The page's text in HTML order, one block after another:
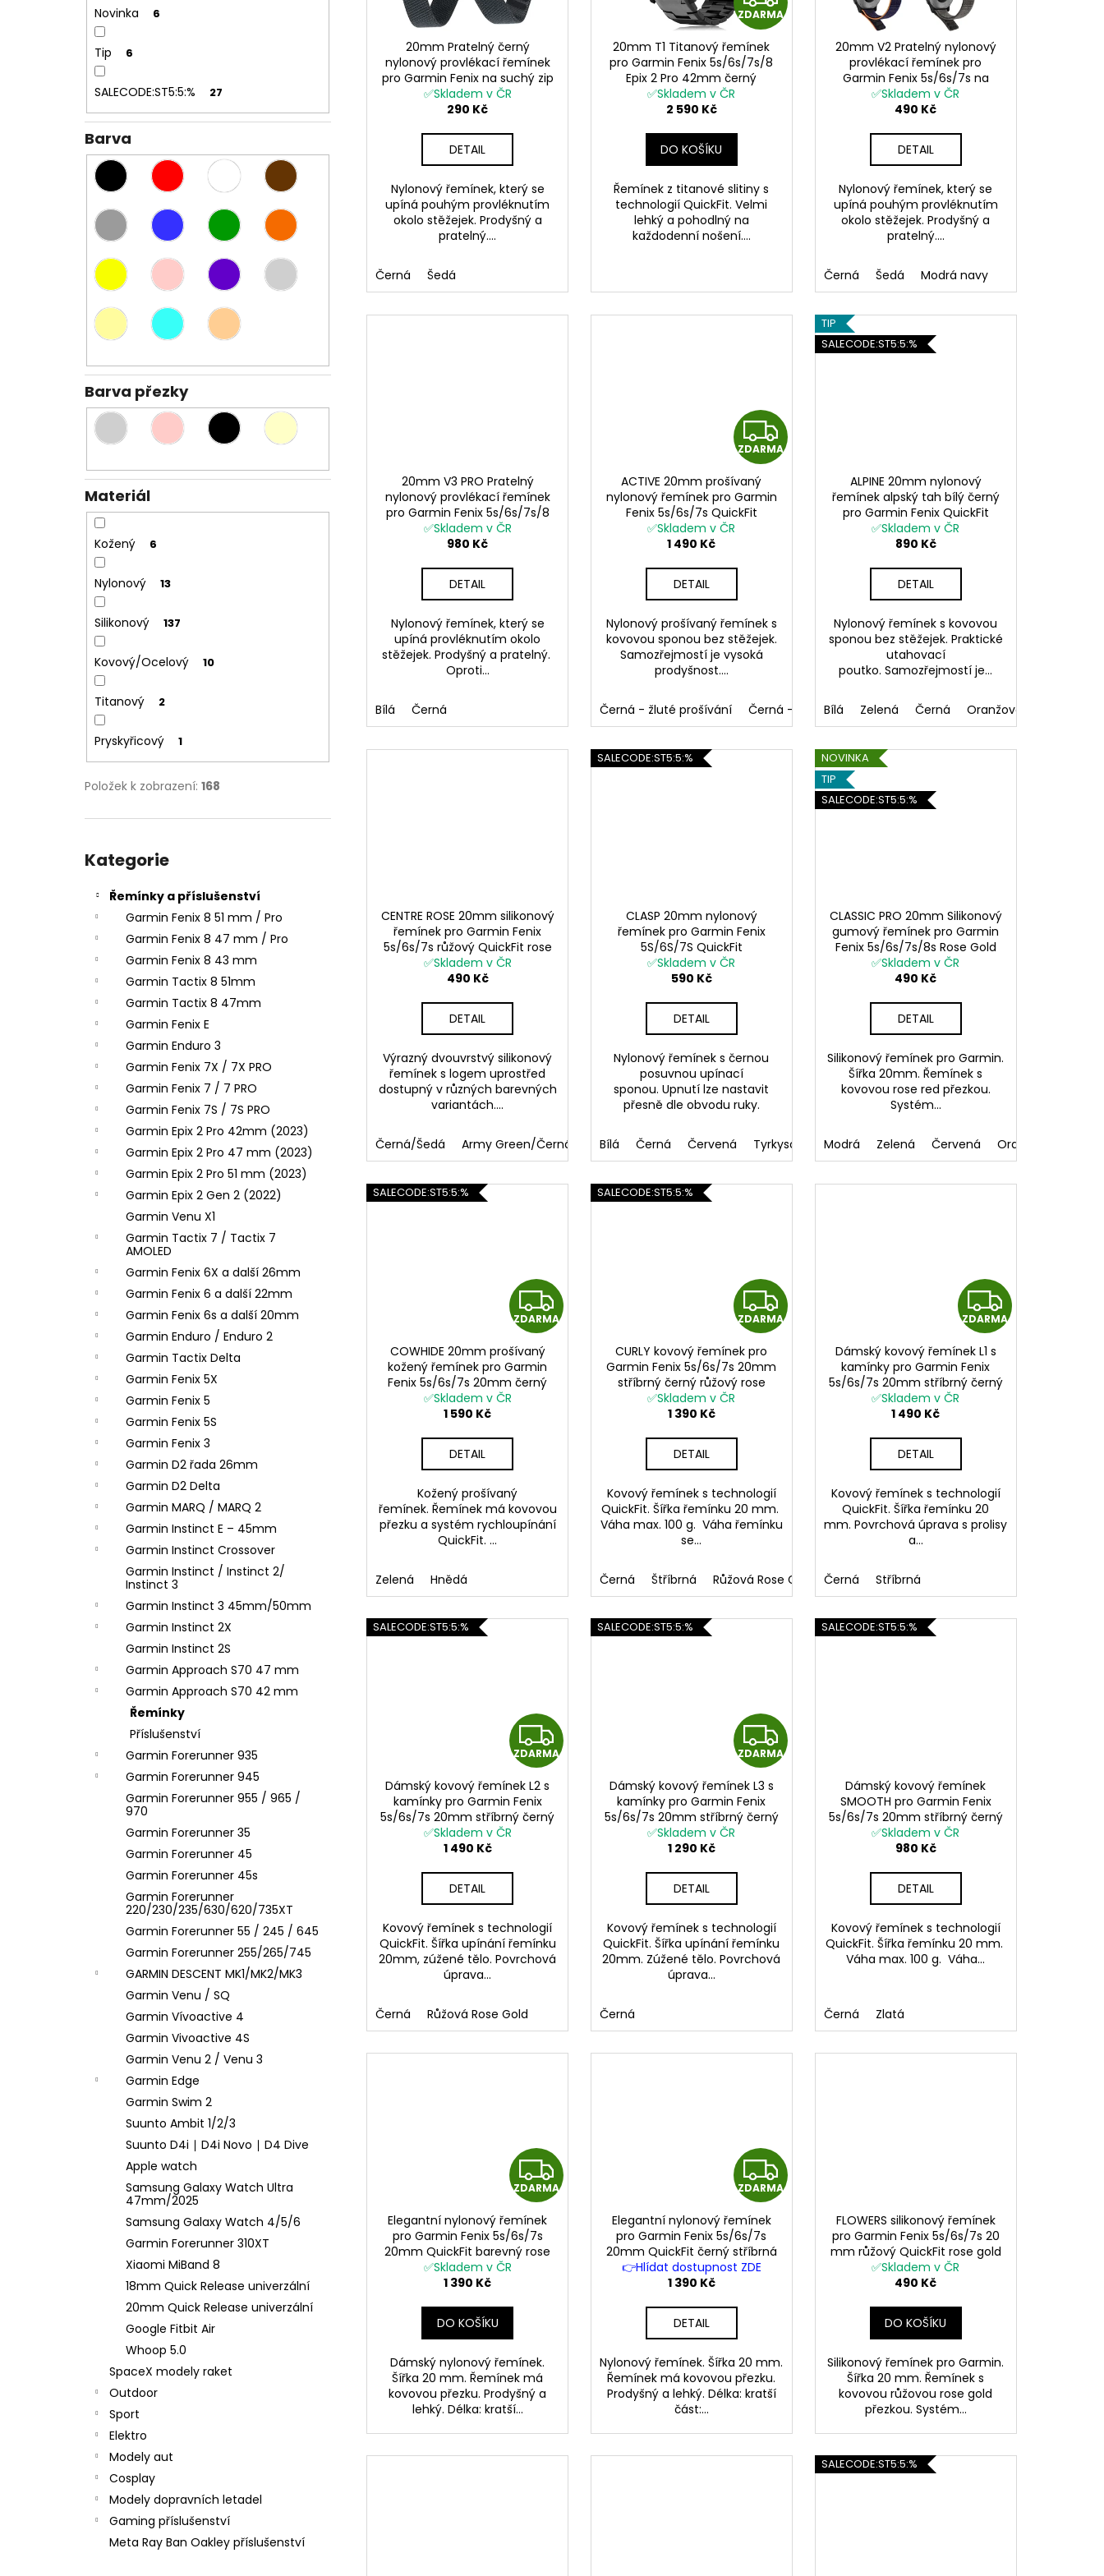
Novinka 6
Tip 6
SALECODE:ST5:5:% 27
Barva
Barva přezky
Materiál
Kožený 6
Nylonový 13
Silikonový 137
Kovový/Ocelový 10
Titanový 2
Pryskyřicový 1
Položek k zobrazení: 168
kategorie
Kategorie
Řemínky a příslušenství
Garmin Fenix 8 51 mm / Pro
Garmin Fenix 8 47 mm / Pro
Garmin Fenix 8 43 mm
Garmin Tactix 8 51mm
Garmin Tactix 8 47mm
Garmin Fenix E
Garmin Enduro 3
Garmin Fenix 7X / 7X PRO
Garmin Fenix 7 / 7 PRO
Garmin Fenix 7S / 7S PRO
Garmin Epix 2 Pro 42mm (2023)
Garmin Epix 2 Pro 47 mm (2023)
Garmin Epix 2 Pro 51 mm (2023)
Garmin Epix 2 Gen 2 (2022)
Garmin Venu X1
Garmin Tactix 7 / Tactix 7
AMOLED
Garmin Fenix 6X a další 26mm
Garmin Fenix 6 a další 22mm
Garmin Fenix 6s a další 20mm
Garmin Enduro / Enduro 2
Garmin Tactix Delta
Garmin Fenix 5X
Garmin Fenix 5
Garmin Fenix 5S
Garmin Fenix 3
Garmin D2 řada 26mm
Garmin D2 Delta
Garmin MARQ / MARQ 2
Garmin Instinct E – 45mm
Garmin Instinct Crossover
Garmin Instinct / Instinct 2/
Instinct 3
Garmin Instinct 3 45mm/50mm
Garmin Instinct 2X
Garmin Instinct 2S
Garmin Approach S70 47 mm
Garmin Approach S70 42 mm
Řemínky
Příslušenství
Garmin Forerunner 935
Garmin Forerunner 945
Garmin Forerunner 955 / 965 /
970
Garmin Forerunner 35
Garmin Forerunner 45
Garmin Forerunner 45s
Garmin Forerunner
220/230/235/630/620/735XT
Garmin Forerunner 55 / 245 / 645
Garmin Forerunner 255/265/745
GARMIN DESCENT MK1/MK2/MK3
Garmin Venu / SQ
Garmin Vívoactive 4
Garmin Vivoactive 4S
Garmin Venu 2 / Venu 3
Garmin Edge
Garmin Swim 2
Suunto Ambit 1/2/3
Suunto D4i ∣ D4i Novo ∣ D4 Dive
Apple watch
Samsung Galaxy Watch Ultra
47mm/2025
Samsung Galaxy Watch 4/5/6
Garmin Forerunner 310XT
Xiaomi MiBand 8
18mm Quick Release univerzální
20mm Quick Release univerzální
Google Fitbit Air
Whoop 5.0
SpaceX modely raket
Outdoor
Sport
Elektro
Modely aut
Cosplay
Modely dopravních letadel
Gaming příslušenství
Meta Ray Ban Oakley příslušenství
20mm Pratelný černý
nylonový provlékací řemínek
pro Garmin Fenix na suchý zip
velcro UltraFit
✅Skladem v ČR
290 Kč
DETAIL
Nylonový řemínek, který se
upíná pouhým provléknutím
okolo stěžejek. Prodyšný a
pratelný....
Černá Šedá
D
ZDARMA
20mm T1 Titanový řemínek
pro Garmin Fenix 5s/6s/7s/8
Epix 2 Pro 42mm černý
QuickFit
✅Skladem v ČR
2 590 Kč
DO KOŠÍKU
Řemínek z titanové slitiny s
technologií QuickFit. Velmi
lehký a pohodlný na
každodenní nošení....
20mm V2 Pratelný nylonový
provlékací řemínek pro
Garmin Fenix 5s/6s/7s na
suchý zip velcro UltraFit
✅Skladem v ČR
490 Kč
DETAIL
Nylonový řemínek, který se
upíná pouhým provléknutím
okolo stěžejek. Prodyšný a
pratelný....
Černá Šedá Modrá navy
20mm V3 PRO Pratelný
nylonový provlékací řemínek
pro Garmin Fenix 5s/6s/7s/8
na suchý zip velcro UltraFit
✅Skladem v ČR
980 Kč
DETAIL
Nylonový řemínek, který se
upíná provléknutím okolo
stěžejek. Prodyšný a pratelný.
Oproti...
Bílá Černá
Z
D
ZDARMA
ACTIVE 20mm prošívaný
nylonový řemínek pro Garmin
Fenix 5s/6s/7s QuickFit
✅Skladem v ČR
1 490 Kč
DETAIL
Nylonový prošívaný řemínek s
kovovou sponou bez stěžejek.
Samozřejmostí je vysoká
prodyšnost....
Černá - žluté prošívání Černá - modré prošívání Černá - červené prošívání
TIP
SALECODE:ST5:5:%
ALPINE 20mm nylonový
řemínek alpský tah bílý černý
pro Garmin Fenix QuickFit
✅Skladem v ČR
890 Kč
DETAIL
Nylonový řemínek s kovovou
sponou bez stěžejek. Praktické
utahovací
poutko. Samozřejmostí je...
Bílá Zelená Černá Oranžová
CENTRE ROSE 20mm silikonový
řemínek pro Garmin Fenix
5s/6s/7s růžový QuickFit rose
gold růžová přezka
✅Skladem v ČR
490 Kč
DETAIL
Výrazný dvouvrstvý silikonový
řemínek s logem uprostřed
dostupný v různých barevných
variantách....
Černá/Šedá Army Green/Černá Oranžová/Černá Šedá/Oranžová Hnědá/Šedá Šedá tmavá
SALECODE:ST5:5:%
CLASP 20mm nylonový
řemínek pro Garmin Fenix
5S/6S/7S QuickFit
✅Skladem v ČR
590 Kč
DETAIL
Nylonový řemínek s černou
posuvnou upínací
sponou. Upnutí lze nastavit
přesně dle obvodu ruky.
Bílá Černá Červená Tyrkysová/Žlutá Duhová
NOVINKA
TIP
SALECODE:ST5:5:%
CLASSIC PRO 20mm Silikonový
gumový řemínek pro Garmin
Fenix 5s/6s/7s/8s Rose Gold
QuickFit
✅Skladem v ČR
490 Kč
DETAIL
Silikonový řemínek pro Garmin.
Šířka 20mm. Řemínek s
kovovou rose red přezkou.
Systém...
Modrá Zelená Červená Oranžová
SALECODE:ST5:5:%
Z
D
ZDARMA
COWHIDE 20mm prošívaný
kožený řemínek pro Garmin
Fenix 5s/6s/7s 20mm černý
QuickFit
✅Skladem v ČR
1 590 Kč
DETAIL
Kožený prošívaný
řemínek. Řemínek má kovovou
přezku a systém rychloupínání
QuickFit. ...
Zelená Hnědá
SALECODE:ST5:5:%
Z
D
ZDARMA
CURLY kovový řemínek pro
Garmin Fenix 5s/6s/7s 20mm
stříbrný černý růžový rose
gold zlatý QuickFit
✅Skladem v ČR
1 390 Kč
DETAIL
Kovový řemínek s technologií
QuickFit. Šířka řemínku 20 mm.
Váha max. 100 g. Váha řemínku
se...
Černá Štříbrná Růžová Rose Gold Stříbrná/Rose Gold
Z
D
ZDARMA
Dámský kovový řemínek L1 s
kamínky pro Garmin Fenix
5s/6s/7s 20mm stříbrný černý
růžový rose gold QuickFit
✅Skladem v ČR
1 490 Kč
DETAIL
Kovový řemínek s technologií
QuickFit. Šířka řemínku 20
mm. Povrchová úprava s prolisy
a...
Černá Stříbrná
SALECODE:ST5:5:%
Z
D
ZDARMA
Dámský kovový řemínek L2 s
kamínky pro Garmin Fenix
5s/6s/7s 20mm stříbrný černý
růžový rose gold QuickFit
✅Skladem v ČR
1 490 Kč
DETAIL
Kovový řemínek s technologií
QuickFit. Šířka upínání řemínku
20mm, zúžené tělo. Povrchová
úprava...
Černá Růžová Rose Gold
SALECODE:ST5:5:%
Z
D
ZDARMA
Dámský kovový řemínek L3 s
kamínky pro Garmin Fenix
5s/6s/7s 20mm stříbrný černý
růžový rose gold QuickFit
✅Skladem v ČR
1 290 Kč
DETAIL
Kovový řemínek s technologií
QuickFit. Šířka upínání řemínku
20mm. Zúžené tělo. Povrchová
úprava...
Černá
SALECODE:ST5:5:%
Dámský kovový řemínek
SMOOTH pro Garmin Fenix
5s/6s/7s 20mm stříbrný černý
růžový rose gold zlatý QuickFit
✅Skladem v ČR
980 Kč
DETAIL
Kovový řemínek s technologií
QuickFit. Šířka řemínku 20 mm.
Váha max. 100 g. Váha...
Černá Zlatá
Z
D
ZDARMA
Elegantní nylonový řemínek
pro Garmin Fenix 5s/6s/7s
20mm QuickFit barevný rose
gold růžová přezka
✅Skladem v ČR
1 390 Kč
DO KOŠÍKU
Dámský nylonový řemínek.
Šířka 20 mm. Řemínek má
kovovou přezku. Prodyšný a
lehký. Délka: kratší...
Z
D
ZDARMA
Elegantní nylonový řemínek
pro Garmin Fenix 5s/6s/7s
20mm QuickFit černý stříbrná
přezka
👉Hlídat dostupnost ZDE
1 390 Kč
DETAIL
Nylonový řemínek. Šířka 20 mm.
Řemínek má kovovou přezku.
Prodyšný a lehký. Délka: kratší
část:...
FLOWERS silikonový řemínek
pro Garmin Fenix 5s/6s/7s 20
mm růžový QuickFit rose gold
růžová přezka
✅Skladem v ČR
490 Kč
DO KOŠÍKU
Silikonový řemínek pro Garmin.
Šířka 20 mm. Řemínek s
kovovou růžovou rose gold
přezkou. Systém...
SALECODE:ST5:5:%